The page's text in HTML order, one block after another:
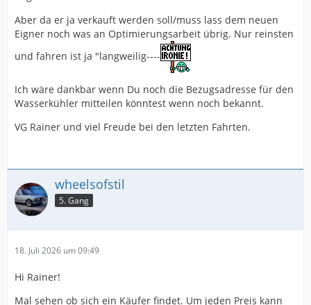
Aber da er ja verkauft werden soll/muss lass dem neuen
Eigner noch was an Optimierungsarbeit übrig. Nur reinsten
und fahren ist ja "langweilig----
Ich wäre dankbar wenn Du noch die Bezugsadresse für den
Wasserkühler mitteilen könntest wenn noch bekannt.
VG Rainer und viel Freude bei den letzten Fahrten.
wheelsofstil
5. Gang
18. Juli 2026 um 09:49
Hi Rainer!
Mal sehen ob sich ein Käufer findet. Um jeden Preis kann